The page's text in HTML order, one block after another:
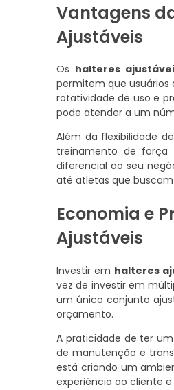
Vantagens
Ajustáveis
Os halteres
permitem que
rotatividade de uso e
pode atender a um
Além da flexibilidade
treinamento de força
diferencial ao seu
até atletas que
Economia e
Ajustáveis
Investir em halteres
vez de investir em
um único conjunto
orçamento.
A praticidade de ter
de manutenção e
está criando um
experiência ao cliente